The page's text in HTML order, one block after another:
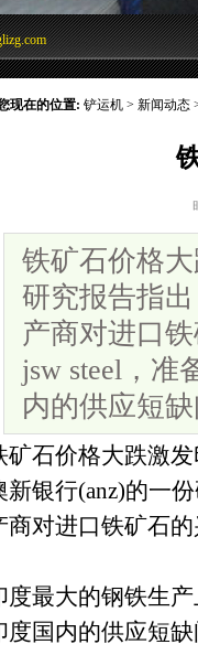
现在的位置: 铲运机> 新闻动态
铁矿石价格
研究报告指
产商对进口
jsw steel，准
内的供应短
矿石价格大跌激
新银行(anz)的一
商对进口铁矿石
度最大的钢铁生
度国内的供应短